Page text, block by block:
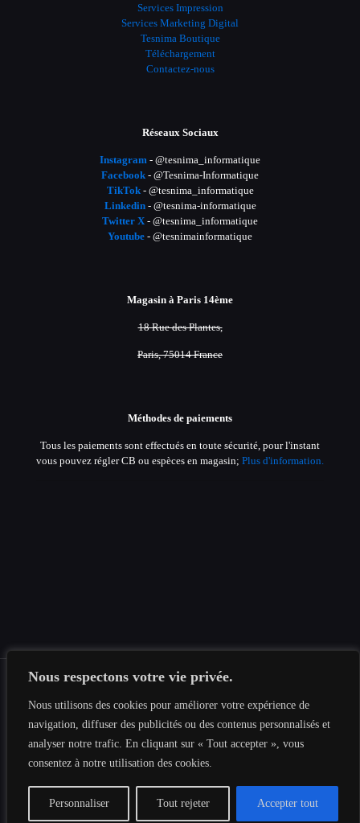
Nous respectons votre vie privée.
Nous utilisons des cookies pour améliorer votre expérience de
navigation, diffuser des publicités ou des contenus personnalisés et
analyser notre trafic. En cliquant sur « Tout accepter », vous
consentez à notre utilisation des cookies.
Personnaliser Tout rejeter Accepter tout
Services Impression
Services Marketing Digital
Tesnima Boutique
Téléchargement
Contactez-nous
Réseaux Sociaux
Instagram - @tesnima_informatique
Facebook - @Tesnima-Informatique
TikTok- @tesnima_informatique
Linkedin- @tesnima-informatique
Twitter X - @tesnima_informatique
Youtube - @tesnimainformatique
Magasin à Paris 14ème
18 Rue des Plantes,
Paris, 75014 France
Méthodes de paiements
Tous les paiements sont effectués en toute sécurité, pour l'instant
vous pouvez régler CB ou espèces en magasin; Plus d'information.
© 2019-2026 Tous les droits sont réservés auTesnima
Informatique|Mentions légales|Politique de confidentialité